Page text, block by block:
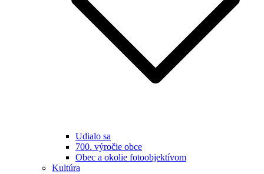
Udialo sa
700. výročie obce
Obec a okolie fotoobjektívom
Kultúra